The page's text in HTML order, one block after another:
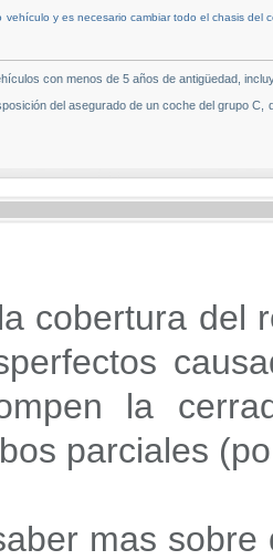
vehículo y es necesario cambiar todo el chasis
con menos de 5 años de antigüedad,
del asegurado de un coche del grupo
cobertura del
la
parciales
mas